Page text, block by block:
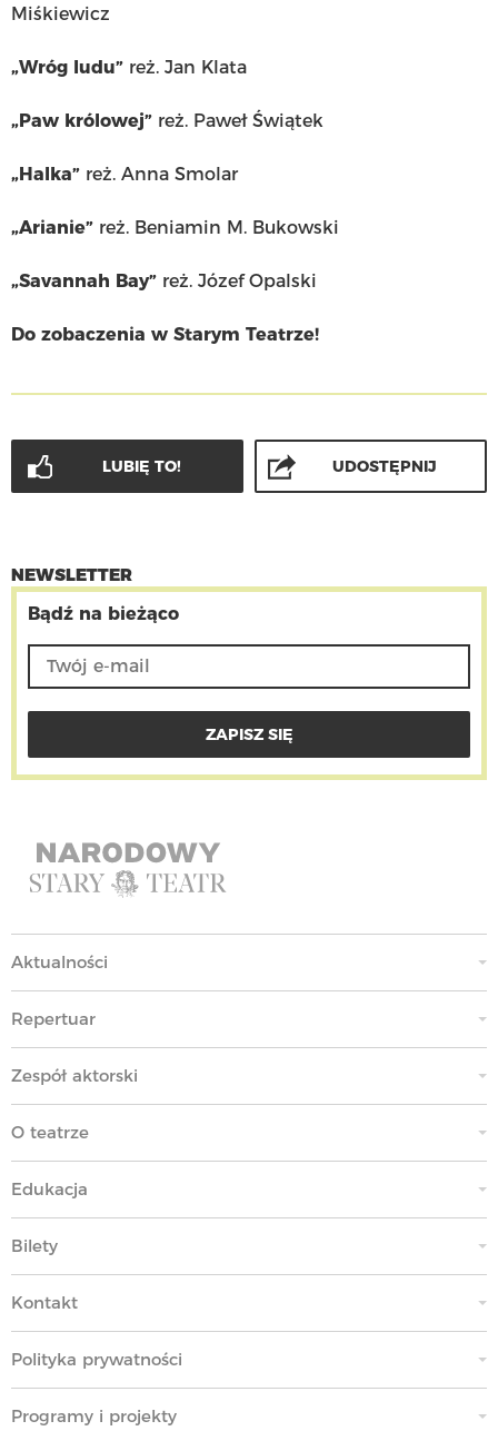
Miśkiewicz
„Wróg ludu” reż. Jan Klata
„Paw królowej” reż. Paweł Świątek
„Halka” reż. Anna Smolar
„Arianie” reż. Beniamin M. Bukowski
„Savannah Bay” reż. Józef Opalski
Do zobaczenia w Starym Teatrze!
LUBIĘ TO! UDOSTĘPNIJ
NEWSLETTER
Bądź na bieżąco
Aktualności
Repertuar
Zespół aktorski
O teatrze
Edukacja
Bilety
Kontakt
Polityka prywatności
Programy i projekty